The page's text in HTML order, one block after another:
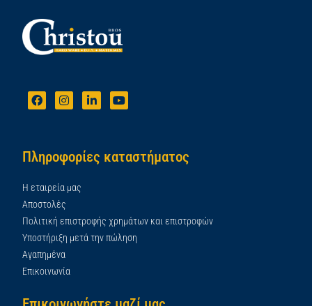
Πληροφορίες καταστήματος
Η εταιρεία μας
Αποστολές
Πολιτική επιστροφής χρημάτων και επιστροφών
Υποστήριξη μετά την πώληση
Αγαπημένα
Επικοινωνία